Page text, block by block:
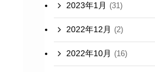
2023年1月 (31)
2022年12月 (2)
2022年10月 (16)